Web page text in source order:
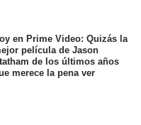
en Prime Video: Quizás la
película de Jason
de los últimos años
merece la pena ver